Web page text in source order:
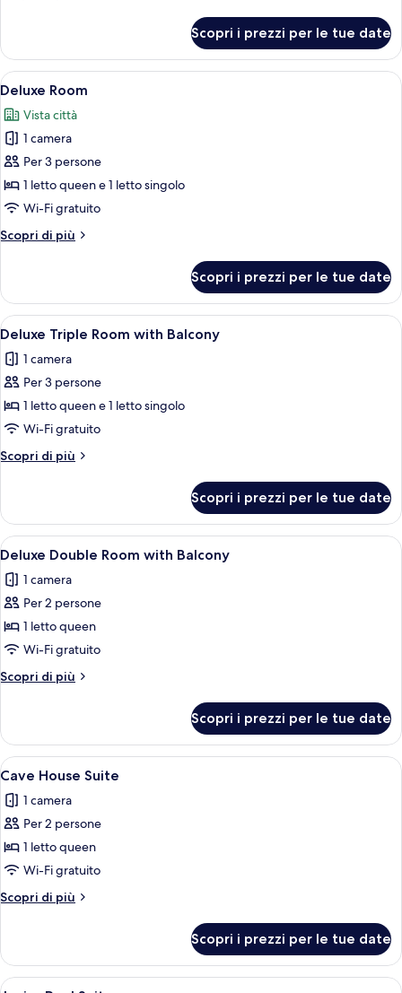
Room
Scopri i prezzi per le tue date
Apri
tutte
le
foto
per
Deluxe
Room
Una stanza con pavimento in legno,
10
Deluxe Room
Vista città
1 camera
Per 3 persone
1 letto queen e 1 letto singolo
Wi-Fi gratuito
Scopri di più
Altri
Room
Scopri i prezzi per le tue date
Apri
tutte
le
foto
per
Deluxe
Triple
Room
Balcony
Una camera da letto con un letto,
9
Deluxe Triple Room with Balcony
1 camera
Per 3 persone
1 letto queen e 1 letto singolo
Wi-Fi gratuito
Scopri di più
Altri
Triple
Room
with
Scopri i prezzi per le tue date
Apri
tutte
le
foto
per
Deluxe
Double
Room
Balcony
Una camera da letto con un letto,
11
Deluxe Double Room with Balcony
1 camera
Per 2 persone
1 letto queen
Wi-Fi gratuito
Scopri di più
Altri
Double
Room
with
Scopri i prezzi per le tue date
Apri
tutte
le
foto
per
Cave
House
Suite
Un interno con soffitto curvo, un
9
Cave House Suite
1 camera
Per 2 persone
1 letto queen
Wi-Fi gratuito
Scopri di più
Altri
House
Suite
Scopri i prezzi per le tue date
Apri Camera d'albergo con un letto, una